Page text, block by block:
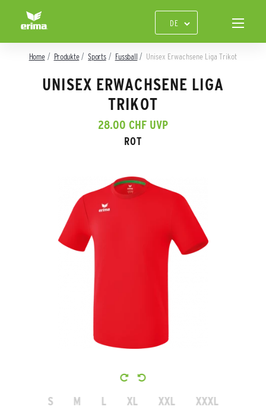
Home Produkte Sports Fussball Unisex Erwachsene Liga Trikot
UNISEX ERWACHSENE LIGA
TRIKOT
28.00 CHF UVP
ROT
S M L XL XXL XXXL